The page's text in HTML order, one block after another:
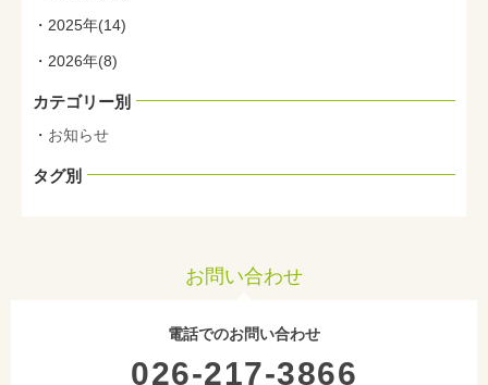
2025年(14)
2026年(8)
カテゴリー別
お知らせ
タグ別
お問い合わせ
電話でのお問い合わせ
026-217-3866